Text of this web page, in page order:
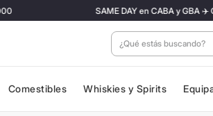
SAME DAY en CABA y GBA ✈️
¿Qué estás
Comestibles Whiskies y Spirits